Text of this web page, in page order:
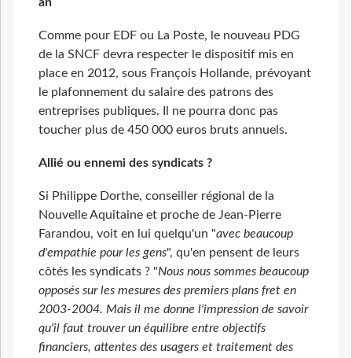
Comme pour EDF ou La Poste, le nouveau PDG
de la SNCF devra respecter le dispositif mis en
place en 2012, sous François Hollande, prévoyant
le plafonnement du salaire des patrons des
entreprises publiques. Il ne pourra donc pas
toucher plus de 450 000 euros bruts annuels.
Allié ou ennemi des syndicats ?
Si Philippe Dorthe, conseiller régional de la
Nouvelle Aquitaine et proche de Jean-Pierre
Farandou, voit en lui quelqu'un "avec beaucoup
d'empathie pour les gens", qu'en pensent de leurs
côtés les syndicats ? "Nous nous sommes beaucoup
opposés sur les mesures des premiers plans fret en
2003-2004. Mais il me donne l'impression de savoir
qu'il faut trouver un équilibre entre objectifs
financiers, attentes des usagers et traitement des